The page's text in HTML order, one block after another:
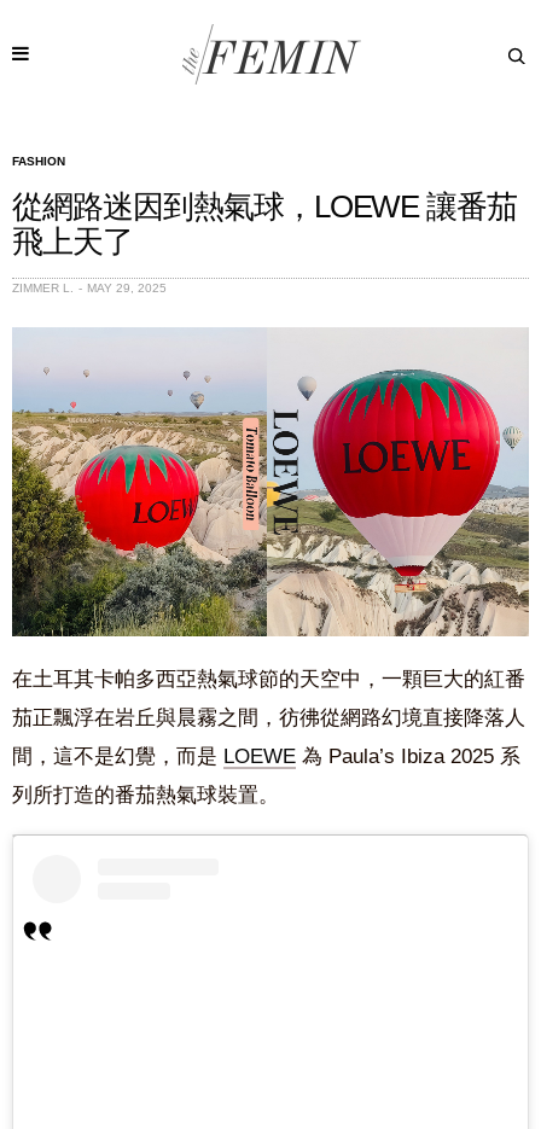
FASHION
從網路迷因到熱氣球，LOEWE 讓番茄
飛上天了
ZIMMER L. MAY 29, 2025
在土耳其卡帕多西亞熱氣球節的天空中，一顆巨大的紅番
茄正飄浮在岩丘與晨霧之間，彷彿從網路幻境直接降落人
間，這不是幻覺，而是 LOEWE 為 Paula’s Ibiza 2025 系
列所打造的番茄熱氣球裝置。